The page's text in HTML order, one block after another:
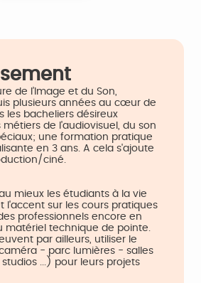
de l’Image et du Son,
plusieurs années au cœur de
les bacheliers désireux
de l'audiovisuel, du son
une formation pratique
en 3 ans. A cela s'ajoute
ciné.
mieux les étudiants à la vie
l'accent sur les cours pratiques
professionnels encore en
matériel technique de pointe.
par ailleurs, utiliser le
- parc lumières - salles
...) pour leurs projets